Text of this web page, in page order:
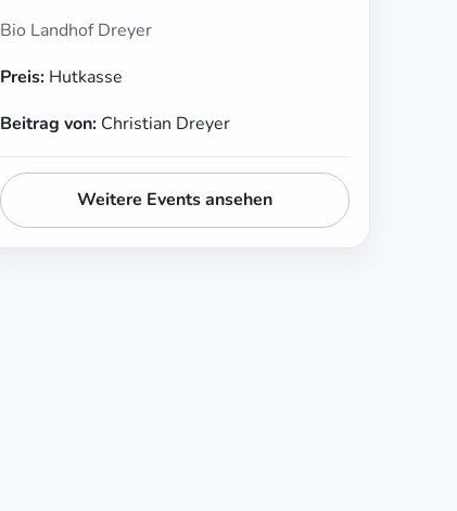
Bio Landhof Dreyer
Preis: Hutkasse
Beitrag von: Christian Dreyer
Weitere Events ansehen